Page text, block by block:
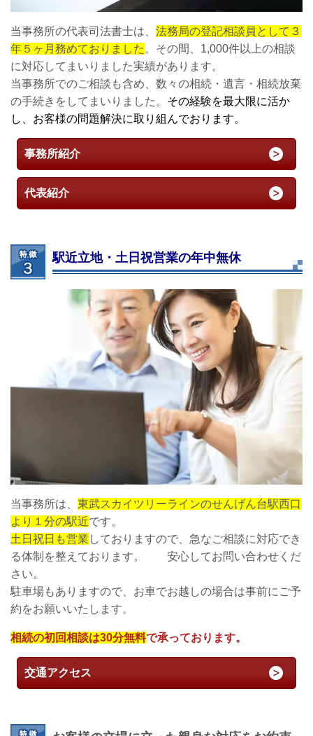
当事務所の代表司法書士は、 法務局の登記相談員として３
年５ヶ月務めておりました。その間、1,000件以上の相談
に対応してまいりました実績があります。
当事務所でのご相談も含め、数々の相続・遺言・相続放棄
の手続きをしてまいりました。 その経験を最大限に活か
し、お客様の問題解決に取り組んでおります。
事務所紹介
代表紹介
駅近立地・土日祝営業の年中無休
当事務所は、 東武スカイツリーラインのせんげん台駅西口
より１分の駅近です。
土日祝日も営業 しておりますので、急なご相談に対応でき
る体制を整えております。 安心してお問い合わせくだ
さい。
駐車場もありますので、お車でお越しの場合は事前にご予
約をお願いいたします。
相続の初回相談は30分無料で承っております。
交通アクセス